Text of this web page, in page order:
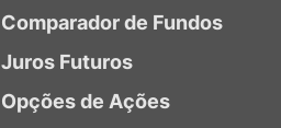
Comparador de Fundos
Juros Futuros
Opções de Ações